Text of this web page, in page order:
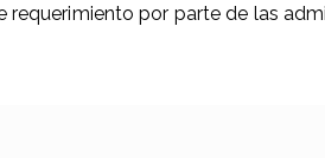
requerimiento por parte de las